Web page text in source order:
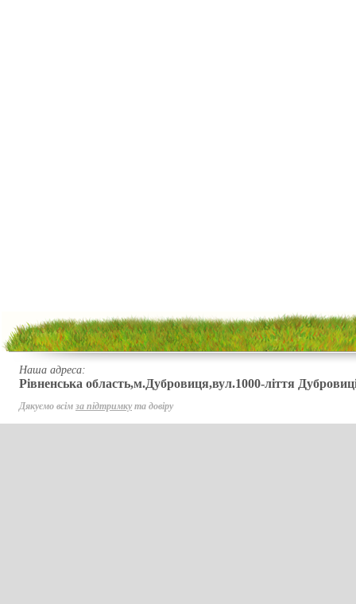
Наша адреса:
Рівненська область,м.Дубровиця,вул.1000-ліття
Дякуємо всім за підтримкута довіру